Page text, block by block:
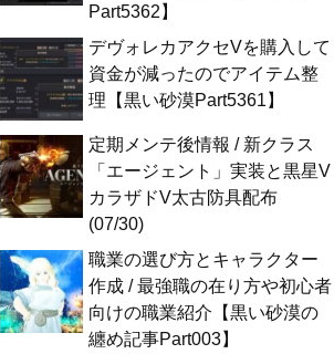
Part5362】
デヴォレカアクセVを購入して
資金が減ったのでアイテム整
理【黒い砂漠Part5361】
定期メンテ後情報 / 新クラス
「エージェント」実装と黒星V
カラザドV太古防具配布
(07/30)
職業の選び方とキャラクター
作成 / 最強職の在り方や初心者
向けの職業紹介【黒い砂漠の
纏め記事Part003】